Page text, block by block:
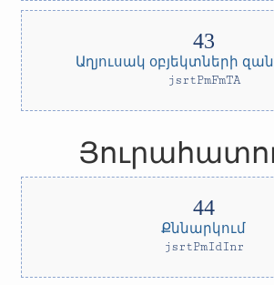
Աղյուսակ օբյեկտների
jsrtPmFmTA
Քննարկում
jsrtPmIdInr